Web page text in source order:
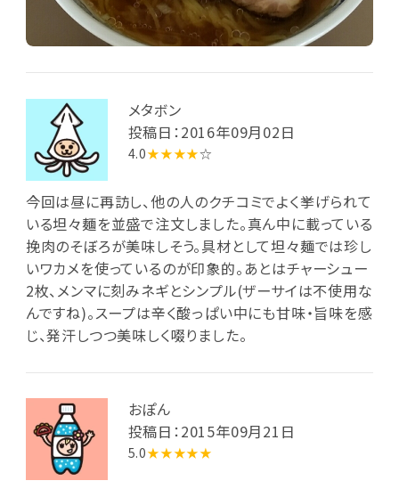
メタボン
投稿日：2016年09月02日
4.0★★★★☆
今回は昼に再訪し、他の人のクチコミでよく挙げられて
いる坦々麺を並盛で注文しました。真ん中に載っている
挽肉のそぼろが美味しそう。具材として坦々麺では珍し
いワカメを使っているのが印象的。あとはチャーシュー
2枚、メンマに刻みネギとシンプル(ザーサイは不使用な
んですね)。スープは辛く酸っぱい中にも甘味・旨味を感
じ、発汗しつつ美味しく啜りました。
おぽん
投稿日：2015年09月21日
5.0★★★★★